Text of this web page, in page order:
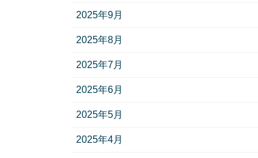
2025年9月
2025年8月
2025年7月
2025年6月
2025年5月
2025年4月